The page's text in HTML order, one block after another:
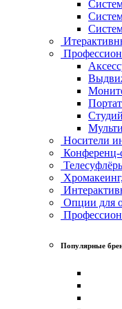
Носители
Конференц-
Опции для
Популярные